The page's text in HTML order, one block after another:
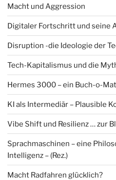
Macht und Aggression
Digitaler Fortschritt und seine
Disruption -die Ideologie der
Tech-Kapitalismus und die
Hermes 3000 – ein Buch-o-Mat
KI als Intermediär – Plausible
Vibe Shift und Resilienz … zur
Sprachmaschinen – eine
Intelligenz – (Rez.)
Macht Radfahren glücklich?